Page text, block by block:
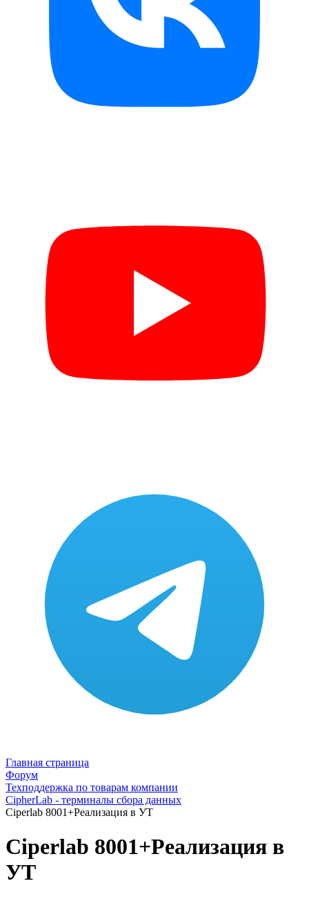
Главная страница
Форум
Техподдержка по товарам компании
CipherLab - терминалы сбора данных
Ciperlab 8001+Реализация в УТ
Ciperlab 8001+Реализация в
УТ